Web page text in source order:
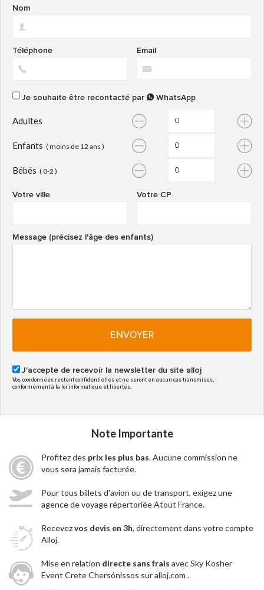
Nom
Email
Téléphone
Je souhaite être recontacté par WhatsApp
Adultes
Enfants ( moins de 12 ans )
Bébés ( 0-2 )
Votre CP
Votre ville
Message (précisez l'âge des enfants)
ENVOYER
J'accepte de recevoir la newsletter du site alloj
Vos coordonnées restent confidentielles et ne seront en aucun cas transmises,
conformément à la loi informatique et libertés.
Note Importante
Profitez des prix les plus bas. Aucune commission ne
vous sera jamais facturée.
Pour tous billets d'avion ou de transport, exigez une
agence de voyage répertoriée Atout France.
Recevezvos devis en 3h, directement dans votre compte
Alloj.
Mise en relation directe sans frais avec Sky Kosher
Event Crete Chersónissos sur alloj.com .